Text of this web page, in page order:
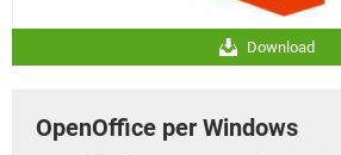
Download
OpenOffice per Windows